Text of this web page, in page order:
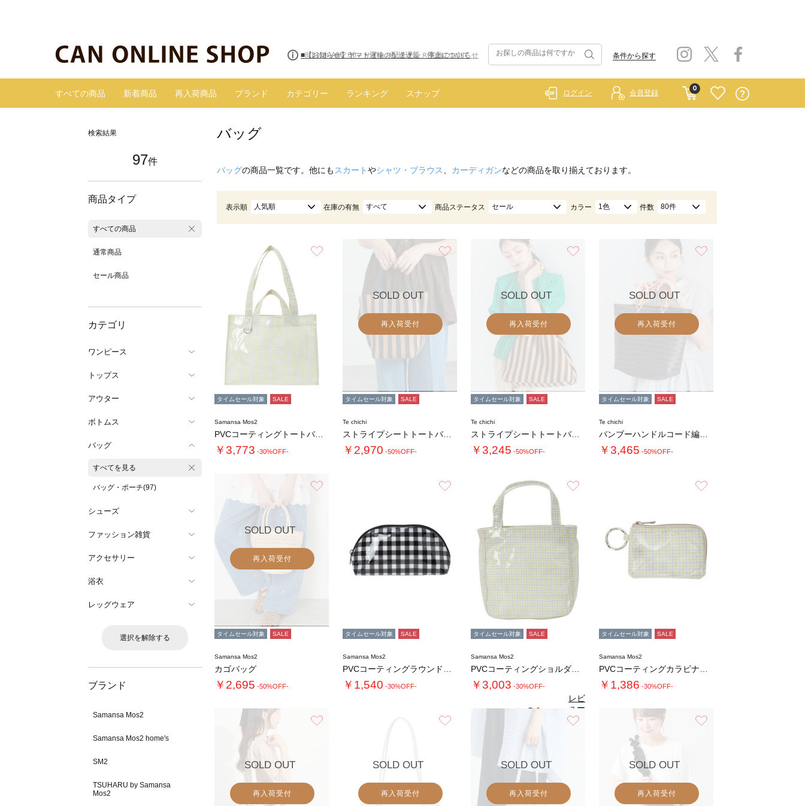
■【お知らせ】ヤマト運輸の配送遅延・停止について 条件から探す
すべての商品 新着商品 再入荷商品 ブランド カテゴリー ランキング スナップ
0
ログイン 会員登録
検索結果
97件
商品タイプ
すべての商品
通常商品
セール商品
カテゴリ
ワンピース
トップス
アウター
ボトムス
バッグ
すべてを見る
バッグ・ポーチ(97)
シューズ
ファッション雑貨
アクセサリー
浴衣
レッグウェア
選択を解除する
ブランド
Samansa Mos2
Samansa Mos2 home's
SM2
TSUHARU by Samansa
Mos2
バッグ
バッグの商品一覧です。他にも スカートやシャツ・ブラウス カーディガンなどの商品を取り揃えております。
表示順 人気順 在庫の有無 すべて 商品ステータス セール カラー 1色 件数 80件
タイムセール対象 SALE
Samansa Mos2
PVCコーティングトートバッグ
￥3,773 -30%OFF-
SOLD OUT
再入荷受付
タイムセール対象 SALE
Te chichi
ストライプシートトートバッグ(小)
￥2,970 -50%OFF-
SOLD OUT
再入荷受付
タイムセール対象 SALE
Te chichi
ストライプシートトートバッグ(大)
￥3,245 -50%OFF-
SOLD OUT
再入荷受付
タイムセール対象 SALE
Te chichi
￥3,465 -50%OFF-
SOLD OUT
再入荷受付
タイムセール対象 SALE
Samansa Mos2
カゴバッグ
￥2,695 -50%OFF-
タイムセール対象 SALE
Samansa Mos2
￥1,540 -30%OFF-
タイムセール対象 SALE
Samansa Mos2
￥3,003 -30%OFF-
5.0
レビ
ュー
を見
る
タイムセール対象 SALE
Samansa Mos2
￥1,386 -30%OFF-
SOLD OUT
再入荷受付
SOLD OUT
再入荷受付
SOLD OUT
再入荷受付
SOLD OUT
再入荷受付